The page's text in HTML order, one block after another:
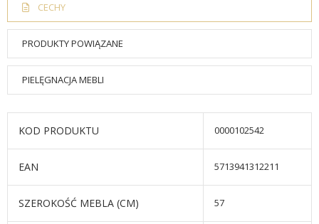
CECHY
PRODUKTY POWIĄZANE
PIELĘGNACJA MEBLI
KOD PRODUKTU 0000102542
EAN 5713941312211
SZEROKOŚĆ MEBLA (CM) 57